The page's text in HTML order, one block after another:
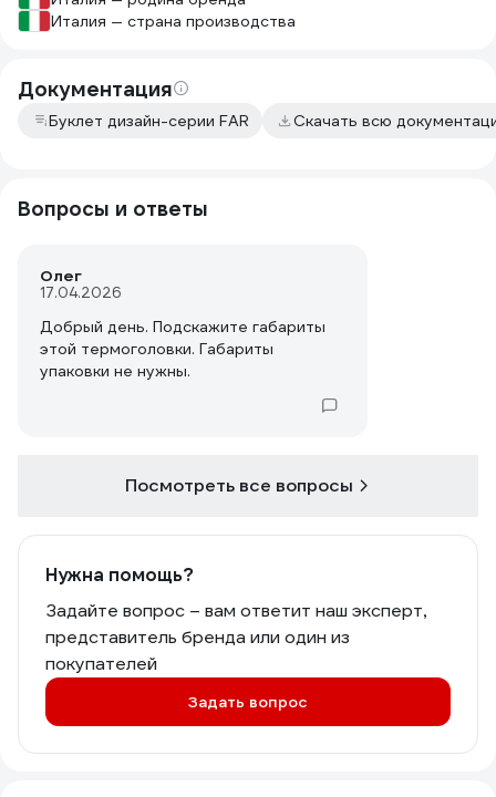
Италия — страна производства
Документация
Буклет дизайн-серии FAR Скачать всю
Вопросы и ответы
Олег
17.04.2026
Добрый день. Подскажите габариты
этой термоголовки. Габариты
упаковки не нужны.
Посмотреть все вопросы
Нужна помощь?
Задайте вопрос – вам ответит наш эксперт,
представитель бренда или один из
покупателей
Задать вопрос